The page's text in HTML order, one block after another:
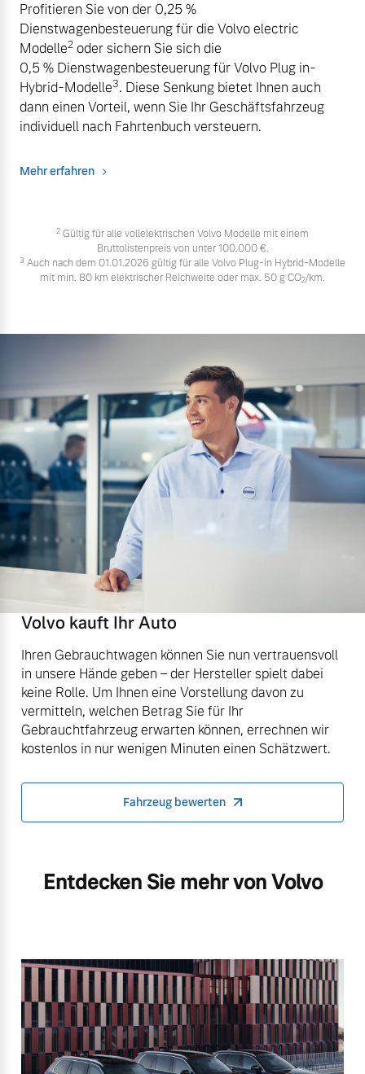
Profitieren Sie von der 0,25 %
Dienstwagenbesteuerung für die Volvo electric
Modelle2 oder sichern Sie sich die
0,5 % Dienstwagenbesteuerung für Volvo Plug in-
Hybrid-Modelle3. Diese Senkung bietet Ihnen auch
dann einen Vorteil, wenn Sie Ihr Geschäftsfahrzeug
individuell nach Fahrtenbuch versteuern.
Mehr erfahren
2 Gültig für alle vollelektrischen Volvo Modelle mit einem
Bruttolistenpreis von unter 100.000 €.
3 Auch nach dem 01.01.2026 gültig für alle Volvo Plug-in Hybrid-Modelle
mit min. 80 km elektrischer Reichweite oder max. 50 g CO2/km.
Volvo kauft Ihr Auto
Ihren Gebrauchtwagen können Sie nun vertrauensvoll
in unsere Hände geben – der Hersteller spielt dabei
keine Rolle. Um Ihnen eine Vorstellung davon zu
vermitteln, welchen Betrag Sie für Ihr
Gebrauchtfahrzeug erwarten können, errechnen wir
kostenlos in nur wenigen Minuten einen Schätzwert.
Fahrzeug bewerten
Entdecken Sie mehr von Volvo